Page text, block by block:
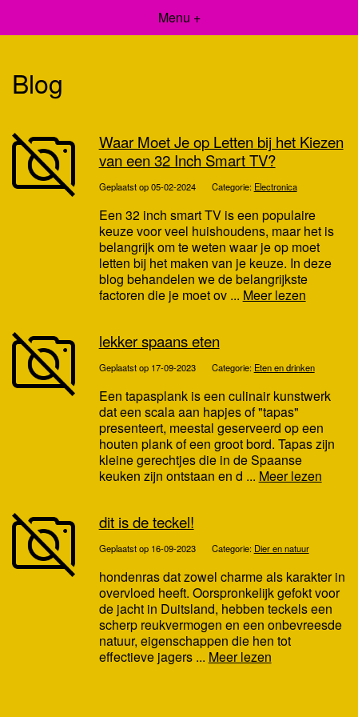
Menu +
Blog
Waar Moet Je op Letten bij het Kiezen
van een 32 Inch Smart TV?
Geplaatst op 05-02-2024 Categorie: Electronica
Een 32 inch smart TV is een populaire
keuze voor veel huishoudens, maar het is
belangrijk om te weten waar je op moet
letten bij het maken van je keuze. In deze
blog behandelen we de belangrijkste
factoren die je moet ov ... Meer lezen
lekker spaans eten
Geplaatst op 17-09-2023 Categorie: Eten en drinken
Een tapasplank is een culinair kunstwerk
dat een scala aan hapjes of "tapas"
presenteert, meestal geserveerd op een
houten plank of een groot bord. Tapas zijn
kleine gerechtjes die in de Spaanse
keuken zijn ontstaan en d ... Meer lezen
dit is de teckel!
Geplaatst op 16-09-2023 Categorie: Dier en natuur
hondenras dat zowel charme als karakter in
overvloed heeft. Oorspronkelijk gefokt voor
de jacht in Duitsland, hebben teckels een
scherp reukvermogen en een onbevreesde
natuur, eigenschappen die hen tot
effectieve jagers ... Meer lezen